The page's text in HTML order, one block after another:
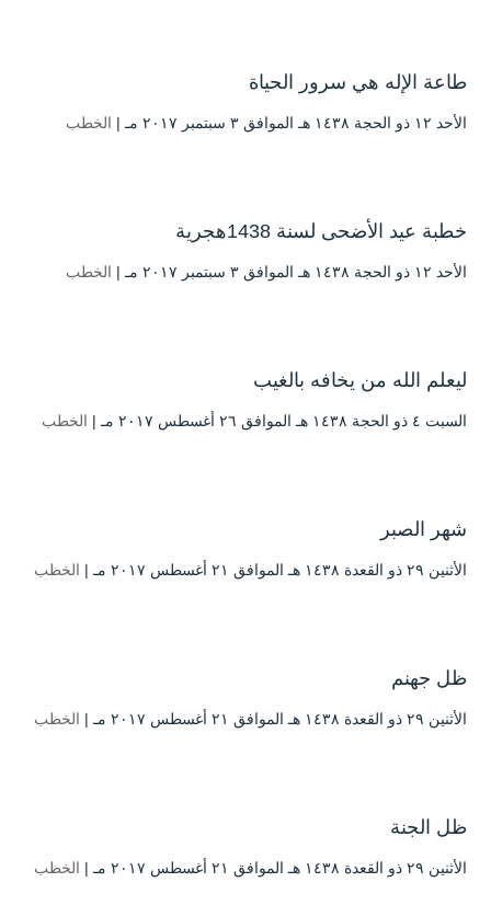
طاعة الإله هي سرور الحياة
الأحد ۱۲ ذو الحجة ۱٤۳۸ هـ الموافق ۳ سبتمبر ۲۰۱۷ مـ | الخطب
خطبة عيد الأضحى لسنة 1438هجرية
الأحد ۱۲ ذو الحجة ۱٤۳۸ هـ الموافق ۳ سبتمبر ۲۰۱۷ مـ | الخطب
ليعلم الله من يخافه بالغيب
السبت ٤ ذو الحجة ۱٤۳۸ هـ الموافق ۲٦ أغسطس ۲۰۱۷ مـ | الخطب
شهر الصبر
الأثنين ۲۹ ذو القعدة ۱٤۳۸ هـ الموافق ۲۱ أغسطس ۲۰۱۷ مـ | الخطب
ظل جهنم
الأثنين ۲۹ ذو القعدة ۱٤۳۸ هـ الموافق ۲۱ أغسطس ۲۰۱۷ مـ | الخطب
ظل الجنة
الأثنين ۲۹ ذو القعدة ۱٤۳۸ هـ الموافق ۲۱ أغسطس ۲۰۱۷ مـ | الخطب